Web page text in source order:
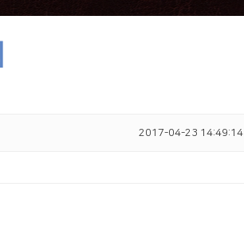
2017-04-23 14:49:14